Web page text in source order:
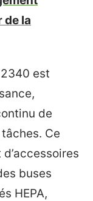
de la
2340 est
de
Ce
buses
HEPA,